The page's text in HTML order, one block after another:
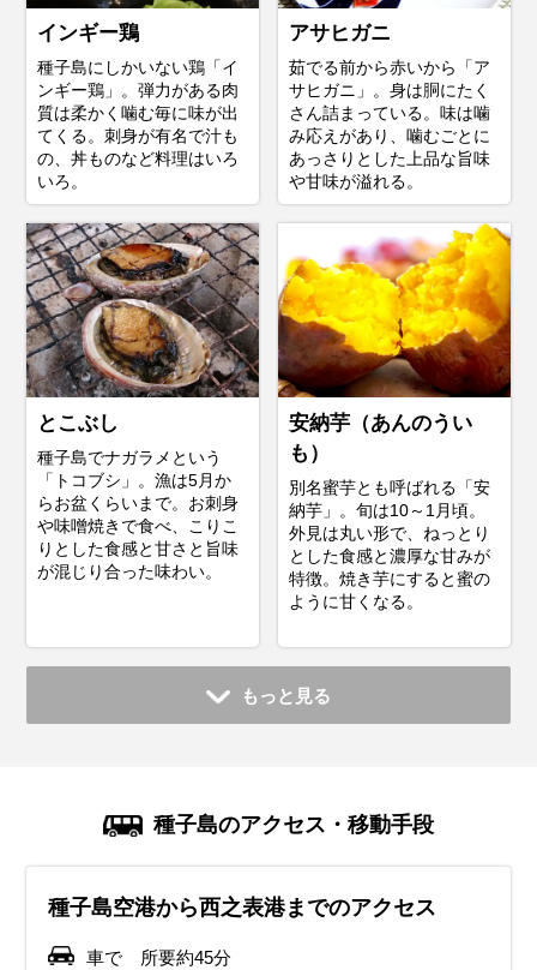
インギー鶏
種子島にしかいない鶏「イ
ンギー鶏」。弾力がある肉
質は柔かく噛む毎に味が出
てくる。刺身が有名で汁も
の、丼ものなど料理はいろ
いろ。
アサヒガニ
茹でる前から赤いから「ア
サヒガニ」。身は胴にたく
さん詰まっている。味は噛
み応えがあり、噛むごとに
あっさりとした上品な旨味
や甘味が溢れる。
とこぶし
種子島でナガラメという
「トコブシ」。漁は5月か
らお盆くらいまで。お刺身
や味噌焼きで食べ、こりこ
りとした食感と甘さと旨味
が混じり合った味わい。
安納芋（あんのうい
も）
別名蜜芋とも呼ばれる「安
納芋」。 旬は10～1月頃。
外見は丸い形で、ねっとり
とした食感と濃厚な甘みが
特徴。焼き芋にすると蜜の
ように甘くなる。
もっと見る
種子島のアクセス・移動手段
種子島空港から西之表港までのアクセス
車で 所要約45分